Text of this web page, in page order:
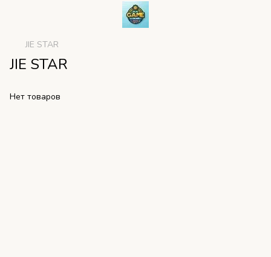
JIE STAR
JIE STAR
Нет товаров